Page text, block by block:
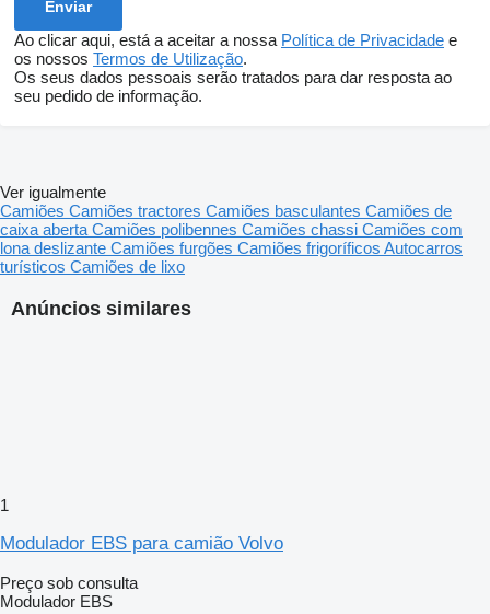
Ao clicar aqui, está a aceitar a nossa Política de Privacidade e
os nossos Termos de Utilização.
Os seus dados pessoais serão tratados para dar resposta ao
seu pedido de informação.
Anúncios similares
1
Modulador EBS para camião Volvo
Preço sob consulta
Modulador EBS
Ver igualmente
Camiões Camiões tractores Camiões basculantes Camiões de
caixa aberta Camiões polibennes Camiões chassi Camiões com
lona deslizante Camiões furgões Camiões frigoríficos Autocarros
turísticos Camiões de lixo